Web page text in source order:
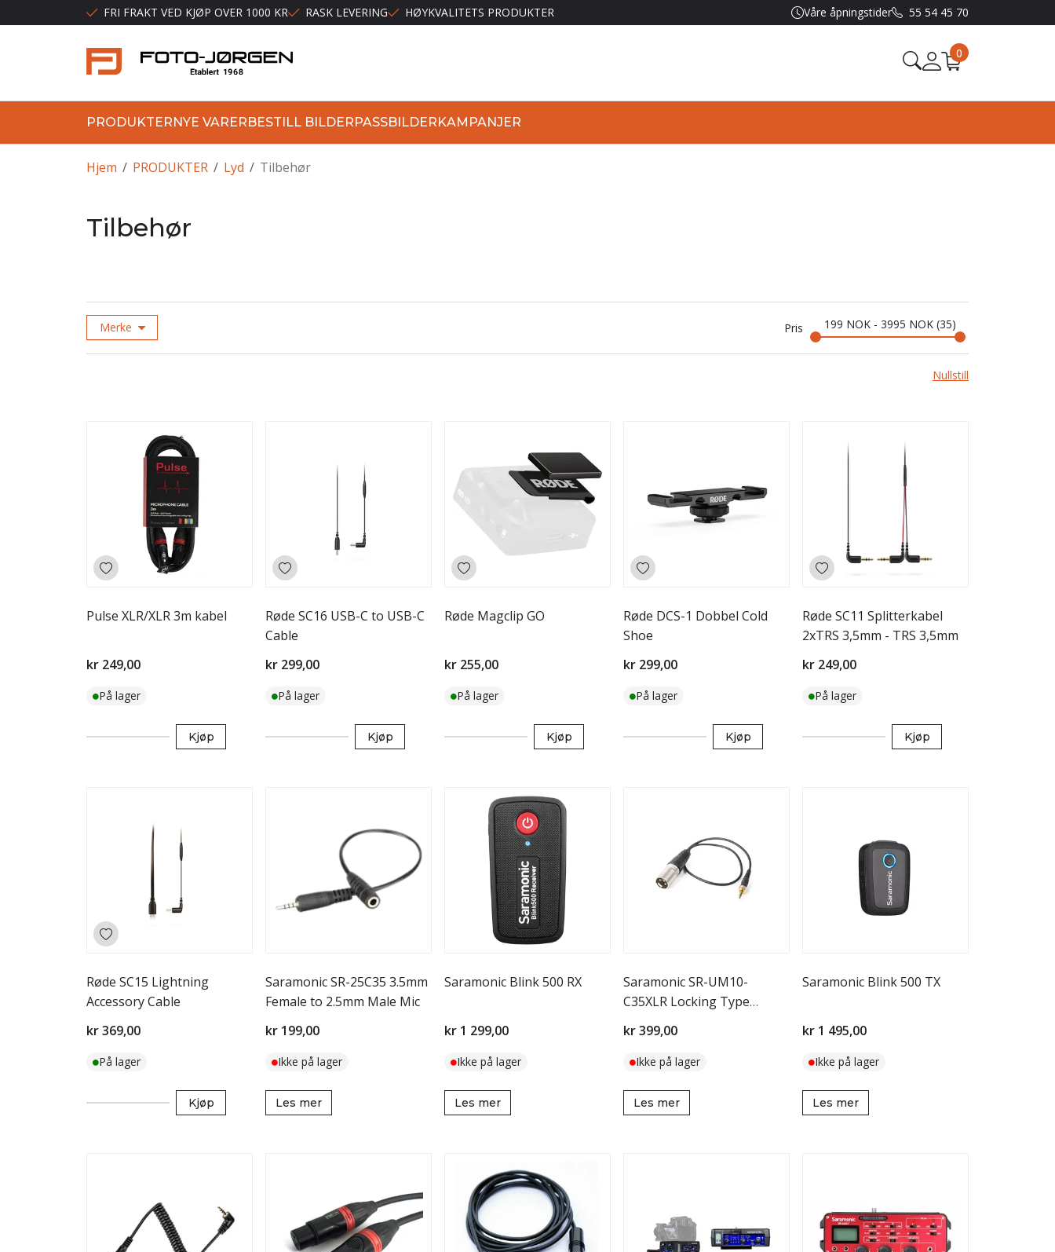
FRI FRAKT VED KJØP OVER 1000 KR RASK LEVERING HØYKVALITETS PRODUKTER Våre åpningstider 55 54 45 70
0
PRODUKTERNYE VARERBESTILL BILDERPASSBILDERKAMPANJER
/
Hjem /
PRODUKTER /
Lyd Tilbehør
Tilbehør
Merke Pris 199 NOK - 3995 NOK 35
Nullstill
Pulse XLR/XLR 3m kabel
kr 249,00
På lager
Kjøp
Røde SC16 USB-C to USB-C
Cable
kr 299,00
På lager
Kjøp
Røde Magclip GO
kr 255,00
På lager
Kjøp
Røde DCS-1 Dobbel Cold
Shoe
kr 299,00
På lager
Kjøp
Røde SC11 Splitterkabel
2xTRS 3,5mm - TRS 3,5mm
kr 249,00
På lager
Kjøp
Røde SC15 Lightning
Accessory Cable
kr 369,00
På lager
Kjøp
Saramonic SR-25C35 3.5mm
Female to 2.5mm Male Mic
kr 199,00
Ikke på lager
Les mer
Saramonic Blink 500 RX
kr 1 299,00
Ikke på lager
Les mer
Saramonic SR-UM10-
C35XLR Locking Type
kr 399,00
Ikke på lager
Les mer
Saramonic Blink 500 TX
kr 1 495,00
Ikke på lager
Les mer